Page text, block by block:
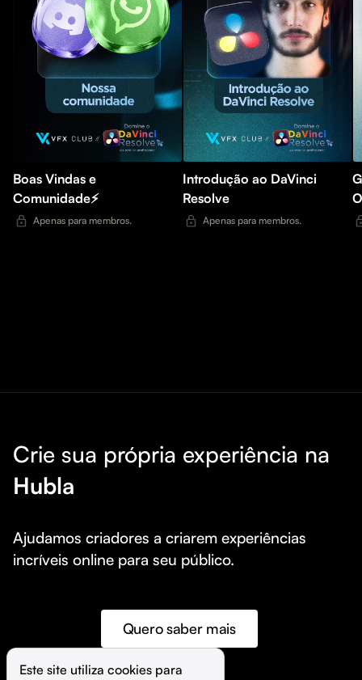
Boas Vindas e
Comunidade⚡
Apenas para membros.
Introdução ao DaVinci
Resolve
Apenas para membros.
Crie sua própria experiência na
Hubla
Ajudamos criadores a criarem experiências
incríveis online para seu público.
Quero saber mais
Este site utiliza cookies para